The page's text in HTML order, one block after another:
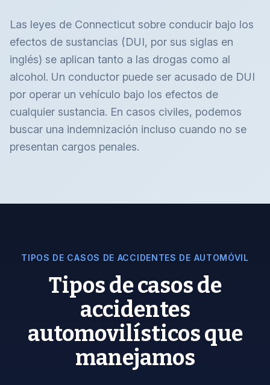
Las leyes de Connecticut sobre conducir bajo los
efectos de sustancias (DUI, por sus siglas en
inglés) se aplican tanto a las drogas como al
alcohol. Un conductor puede ser acusado de DUI
por operar un vehículo bajo los efectos de
cualquier sustancia. En casos civiles, podemos
buscar una indemnización incluso cuando no se
presentan cargos penales.
TIPOS DE CASOS DE ACCIDENTES DE AUTOMÓVIL
Tipos de casos de
accidentes
automovilísticos que
manejamos